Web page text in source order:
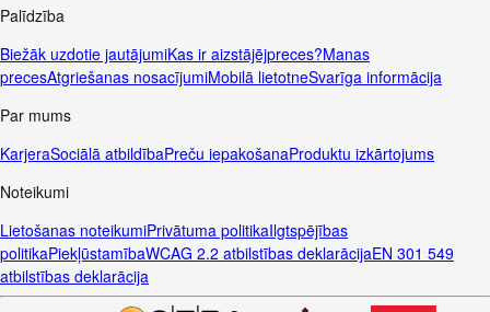
Palīdzība
Biežāk uzdotie jautājumiKas ir aizstājējpreces?Manas
precesAtgriešanas nosacījumiMobilā lietotneSvarīga informācija
Par mums
KarjeraSociālā atbildībaPreču iepakošanaProduktu izkārtojums
Noteikumi
Lietošanas noteikumiPrivātuma politikaIlgtspējības
politikaPiekļūstamībaWCAG 2.2 atbilstības deklarācijaEN 301 549
atbilstības deklarācija